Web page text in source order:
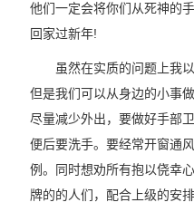
他们一定会将你们从死神的
回家过新年!
虽然在实质的问题上我以
但是我们可以从身边的小事
尽量减少外出，要做好手部
便后要洗手。要经常开窗通
例。同时想劝所有抱以侥幸
牌的的人们，配合上级的安